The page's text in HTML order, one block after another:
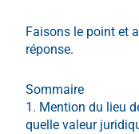
Faisons le point et
réponse.
Sommaire
1. Mention du lieu
quelle valeur